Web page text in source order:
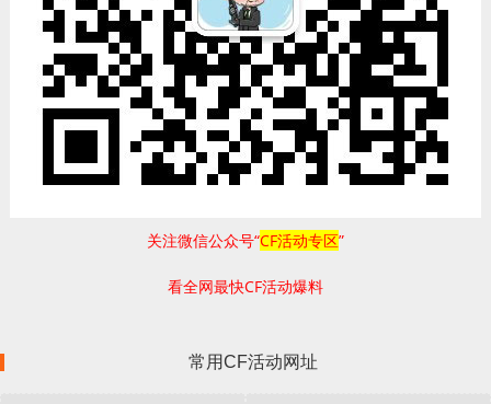
关注微信公众号“CF活动专区”
看全网最快CF活动爆料
常用CF活动网址